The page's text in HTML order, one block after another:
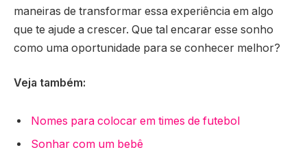
maneiras de transformar essa experiência em algo
que te ajude a crescer. Que tal encarar esse sonho
como uma oportunidade para se conhecer melhor?
Veja também:
Nomes para colocar em times de futebol
Sonhar com um bebê